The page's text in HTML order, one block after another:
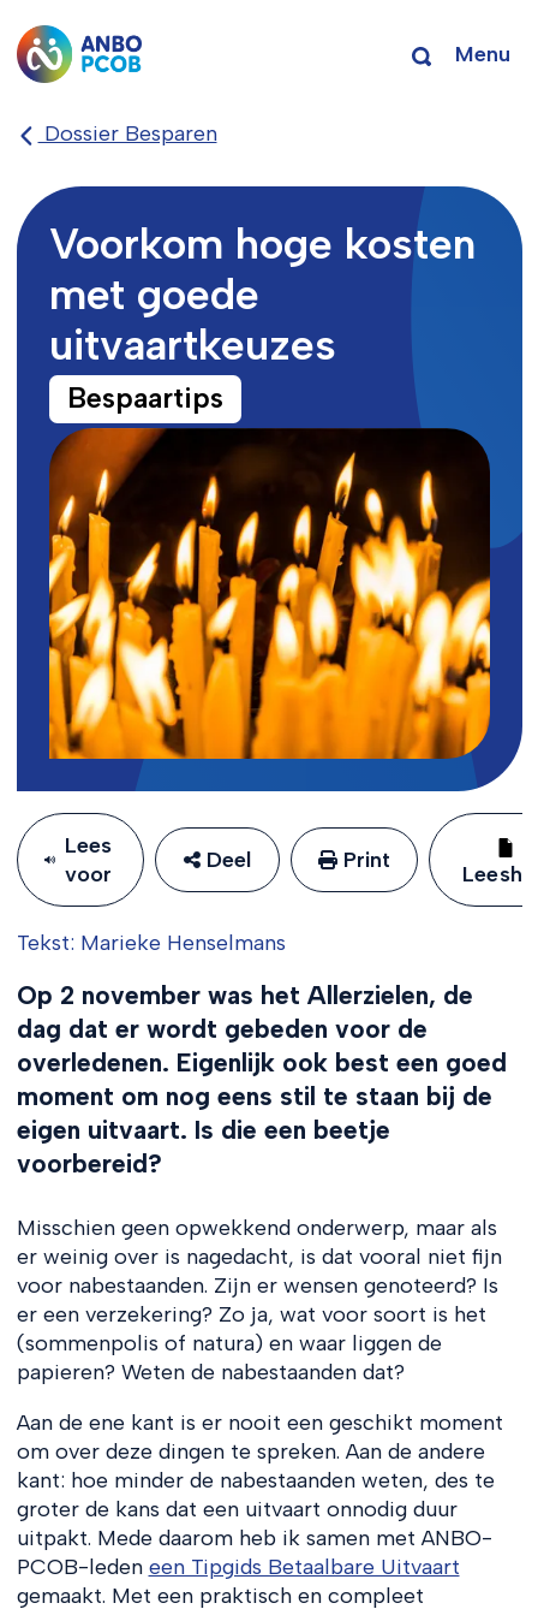
Menu
Dossier Besparen
Voorkom hoge kosten
met goede
uitvaartkeuzes
Bespaartips
Lees
voor
Deel Print
Tekst: Marieke Henselmans
Op 2 november was het Allerzielen, de
dag dat er wordt gebeden voor de
overledenen. Eigenlijk ook best een goed
moment om nog eens stil te staan bij de
eigen uitvaart. Is die een beetje
voorbereid?
Misschien geen opwekkend onderwerp, maar als
er weinig over is nagedacht, is dat vooral niet fijn
voor nabestaanden. Zijn er wensen genoteerd? Is
er een verzekering? Zo ja, wat voor soort is het
(sommenpolis of natura) en waar liggen de
papieren? Weten de nabestaanden dat?
Aan de ene kant is er nooit een geschikt moment
om over deze dingen te spreken. Aan de andere
kant: hoe minder de nabestaanden weten, des te
groter de kans dat een uitvaart onnodig duur
uitpakt. Mede daarom heb ik samen met ANBO-
PCOB-leden een Tipgids Betaalbare Uitvaart
gemaakt. Met een praktisch en compleet